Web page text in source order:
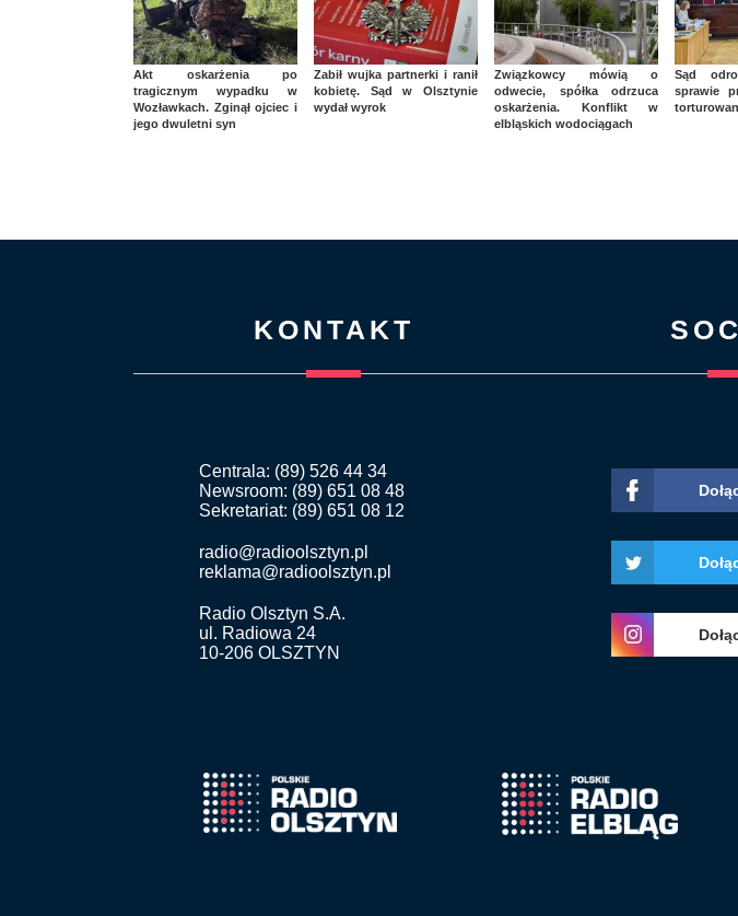
Akt oskarżenia po
tragicznym wypadku w
Wozławkach. Zginął ojciec i
jego dwuletni syn
Zabił wujka partnerki i ranił
kobietę. Sąd w Olsztynie
wydał wyrok
Związkowcy mówią o
odwecie, spółka odrzuca
oskarżenia. Konflikt w
elbląskich wodociągach
Sąd
sprawie
KONTAKT
Centrala: (89) 526 44 34
Newsroom: (89) 651 08 48
Sekretariat: (89) 651 08 12
radio@radioolsztyn.pl
reklama@radioolsztyn.pl
Radio Olsztyn S.A.
ul. Radiowa 24
10-206 OLSZTYN